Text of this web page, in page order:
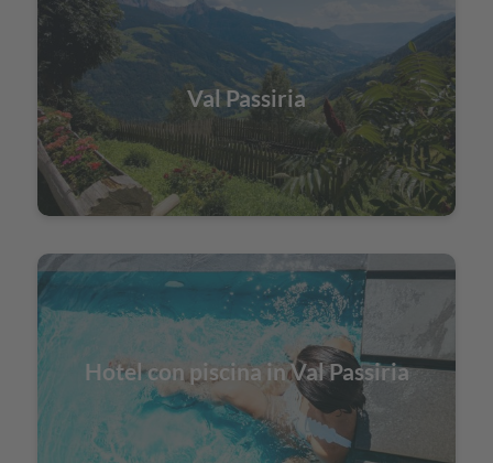
Val Passiria
Hotel con piscina in Val Passiria